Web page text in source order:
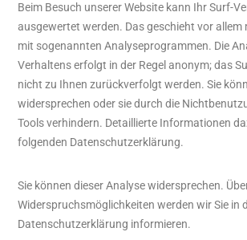
Beim Besuch unserer Website kann Ihr Surf-
ausgewertet werden. Das geschieht vor allem
mit sogenannten Analyseprogrammen. Die
Verhaltens erfolgt in der Regel anonym; das
nicht zu Ihnen zurückverfolgt werden. Sie
widersprechen oder sie durch die
Tools verhindern. Detaillierte Informationen
folgenden Datenschutzerklärung.
Sie können dieser Analyse widersprechen.
Widerspruchsmöglichkeiten werden wir Sie in
Datenschutzerklärung informieren.